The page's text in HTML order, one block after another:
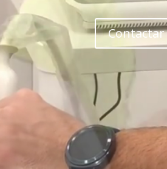
Contactar